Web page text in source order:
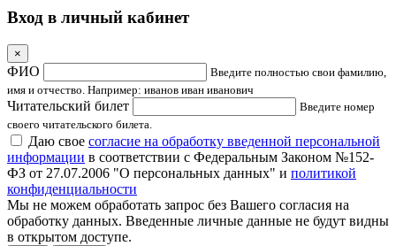
Вход в личный кабинет
×
ФИО
Введите полностью свои фамилию,
имя и отчество. Например: иванов иван иванович
Читательский билет
Введите номер
своего читательского билета.
Даю свое согласие на обработку введенной персональной
информации в соответствии с Федеральным Законом №152-
ФЗ от 27.07.2006 "О персональных данных" и политикой
конфиденциальности
Мы не можем обработать запрос без Вашего согласия на
обработку данных. Введенные личные данные не будут видны
в открытом доступе.